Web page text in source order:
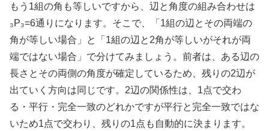
もう1組の角も等しいですから、辺と角度の組み合わせは
₃P₃=6通りになります。そこで、「1組の辺とその両端の
角が等しい場合」と「1組の辺と2角が等しいがそれが両
端ではない場合」で分けてみましょう。前者は、ある辺の
長さとその両側の角度が確定しているため、残りの2辺が
出ていく方向は同じです。2辺の関係性は、1点で交わ
る・平行・完全一致のどれかですが平行と完全一致ではな
いため1点で交わり、残りの1点も自動的に決まります。